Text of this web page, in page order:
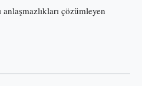
anlaşmazlıkları çözümleyen